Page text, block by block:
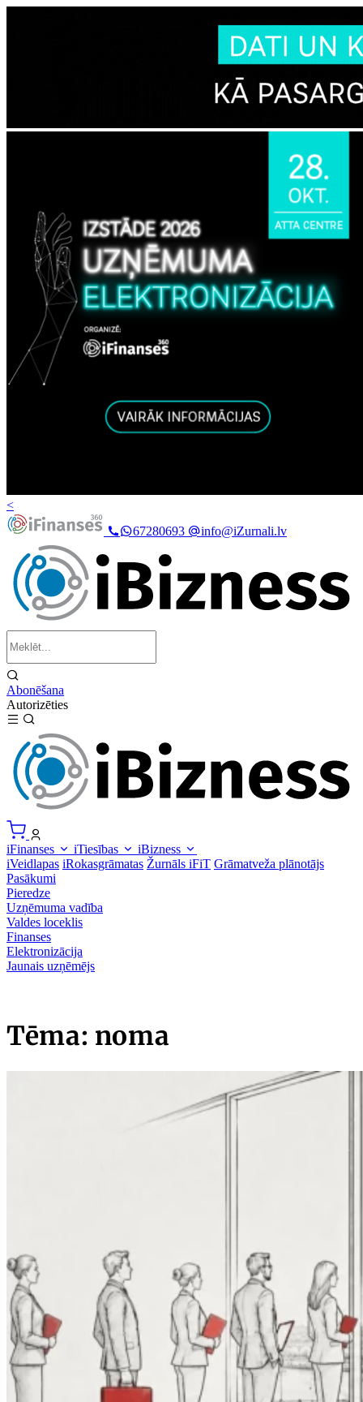
<
67280693
info@iZurnali.lv
Abonēšana
Autorizēties
iFinanses iTiesības
iBizness
iVeidlapas iRokasgrāmatas Žurnāls iFiT Grāmatveža plānotājs
Pasākumi
Pieredze
Uzņēmuma vadība
Valdes loceklis
Finanses
Elektronizācija
Jaunais uzņēmējs
Tēma: noma